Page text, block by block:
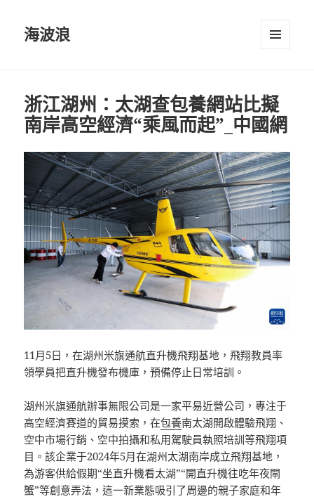
海波浪
浙江湖州：太湖查包養網站比擬
南岸高空經濟“乘風而起”_中國網
11月5日，在湖州米旗通航直升機飛翔基地，飛翔教員率
領學員把直升機發布機庫，預備停止日常培訓。
湖州米旗通航辦事無限公司是一家平易近營公司，專注于
高空經濟賽道的貿易摸索，在包養南太湖開啟體驗飛翔、
空中市場行銷、空中拍攝和私用駕駛員執照培訓等飛翔項
目。該企業于2024年5月在湖州太湖南岸成立飛翔基地，
為游客供給假期“坐直升機看太湖”“開直升機往吃年夜閘
蟹”等創意弄法，這一新業態吸引了周邊的親子家庭和年